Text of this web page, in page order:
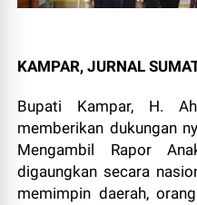
KAMPAR, JURNAL
Bupati Kampar, H.
memberikan dukungan
Mengambil Rapor
digaungkan secara
memimpin daerah,